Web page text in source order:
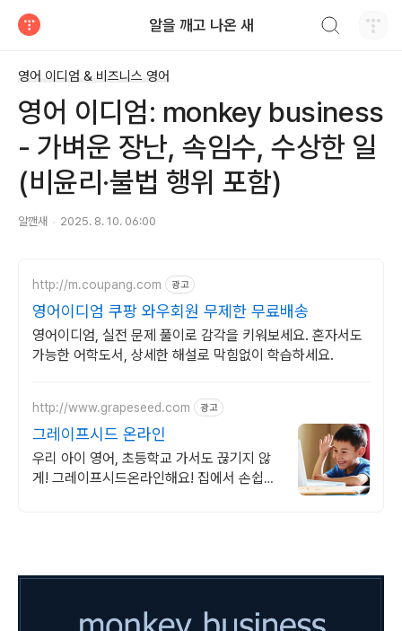
알을 깨고 나온 새
영어 이디엄 & 비즈니스 영어
영어 이디엄: monkey business
- 가벼운 장난, 속임수, 수상한 일
(비윤리·불법 행위 포함)
알깬새 2025. 8. 10. 06:00
http://m.coupang.com 광고
영어이디엄 쿠팡 와우회원 무제한 무료배송
영어이디엄, 실전 문제 풀이로 감각을 키워보세요. 혼자서도
가능한 어학도서, 상세한 해설로 막힘없이 학습하세요.
http://www.grapeseed.com 광고
그레이프시드 온라인
우리 아이 영어, 초등학교 가서도 끊기지 않
게! 그레이프시드온라인해요! 집에서 손쉽게,